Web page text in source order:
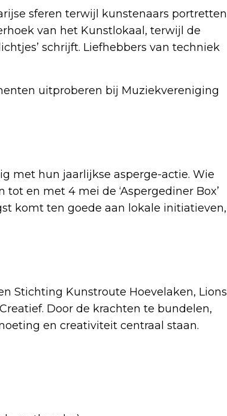
sferen terwijl kunstenaars portretten
van het Kunstlokaal, terwijl de
schrijft. Liefhebbers van techniek
uitproberen bij Muziekvereniging
met hun jaarlijkse asperge-actie. Wie
en met 4 mei de ‘Aspergediner Box’
komt ten goede aan lokale initiatieven,
Stichting Kunstroute Hoevelaken, Lions
Door de krachten te bundelen,
en creativiteit centraal staan.